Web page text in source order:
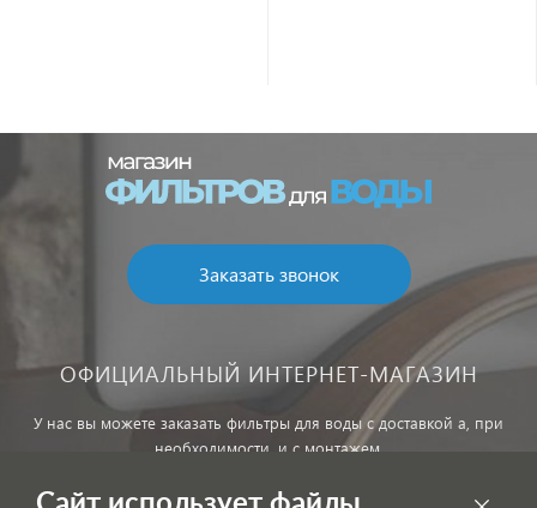
Заказать звонок
ОФИЦИАЛЬНЫЙ ИНТЕРНЕТ-МАГАЗИН
У нас вы можете заказать фильтры для воды с доставкой а, при
необходимости, и с монтажем.